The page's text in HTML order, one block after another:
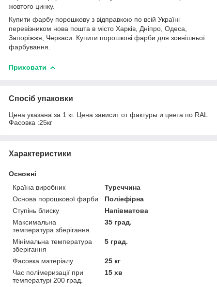
жовтого цинку.
Купити фарбу порошкову з відправкою по всій Україні
перевізником нова пошта в місто Харків, Дніпро, Одеса,
Запоріжжя, Черкаси. Купити порошкові фарби для зовнішньої
фарбування.
Приховати
Спосіб упаковки
Цена указана за 1 кг. Цена зависит от фактуры и цвета по RAL
Фасовка :25кг
Характеристики
Основні
Країна виробник
Туреччина
Основа порошкової фарби
Поліефірна
Ступінь блиску
Напівматова
Максимальна
температура зберігання
35 град.
Мінімальна температура
зберігання
5 град.
Фасовка матеріалу
25 кг
Час полімеризації при
температурі 200 град.
15 хв